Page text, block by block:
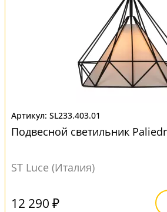
SL233.403.01
Подвесной светильник
ST Luce (Италия)
12 290 ₽